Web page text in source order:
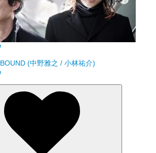
(中野雅之 / 小林祐介)